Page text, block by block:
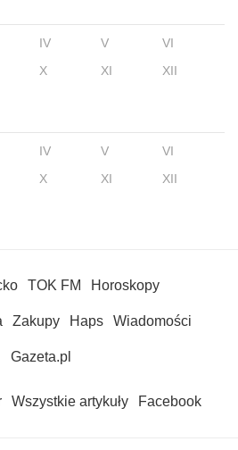
IV V
VI
X XI XII
IV V
VI
X XI XII
TOK FM Horoskopy
Zakupy Haps Wiadomości
Gazeta.pl
Wszystkie artykuły Facebook